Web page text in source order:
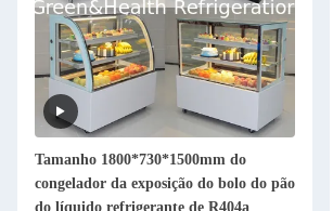
Tamanho 1800*730*1500mm do
congelador da exposição do bolo do pão
do líquido refrigerante de R404a